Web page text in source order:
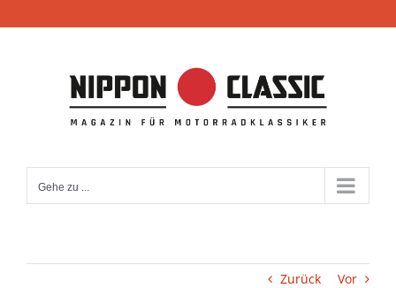
Inhalt
Gehe zu ...
Zurück Vor